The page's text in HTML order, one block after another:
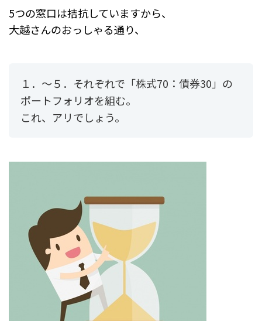
5つの窓口は拮抗していますから、
大越さんのおっしゃる通り、
１．～５．それぞれで「株式70：債券30」の
ポートフォリオを組む。
これ、アリでしょう。